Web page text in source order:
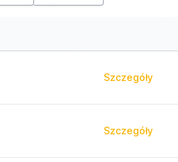
Szczegóły
Szczegóły